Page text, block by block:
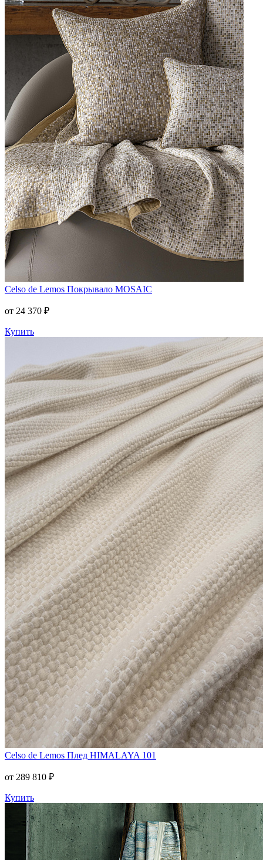
Celso de Lemos Покрывало MOSAIC
от 24 370 ₽
Купить
Celso de Lemos Плед HIMALAYA 101
от 289 810 ₽
Купить